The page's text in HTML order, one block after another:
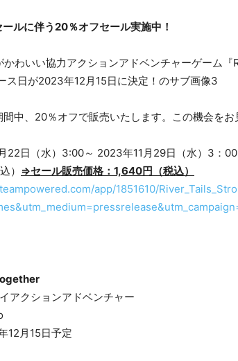
ルに伴う20％オフセール実施中！
中、20％オフで販売いたします。この機会をお
22日（水）3:00～ 2023年11月29日（水）3：
） ⇒セール販売価格：1,640円（税込）
app/1851610/
アクションアドベンチャー
12月15日予定